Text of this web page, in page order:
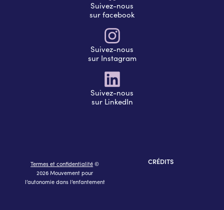
Suivez-nous
sur facebook
Suivez-nous
sur Instagram
Suivez-nous
sur LinkedIn
Termes et confidentialité ©
2026 Mouvement pour
l’autonomie dans l’enfantement
CRÉDITS